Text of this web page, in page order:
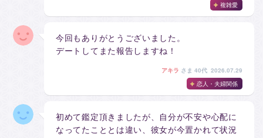
複雑愛
今回もありがとうございました。
デートしてまた報告しますね！
アキラ さま 40代 2026.07.29
恋人・夫婦関係
初めて鑑定頂きましたが、自分が不安や心配に
なってたこととは違い、彼女が今置かれて状況